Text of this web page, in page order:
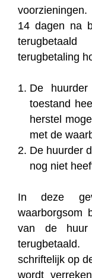
14 dagen na
terugbetaling
De
toestand
herstel
met de
De huurder
nog niet
In deze
waarborgsom
van de
schriftelijk op
wordt